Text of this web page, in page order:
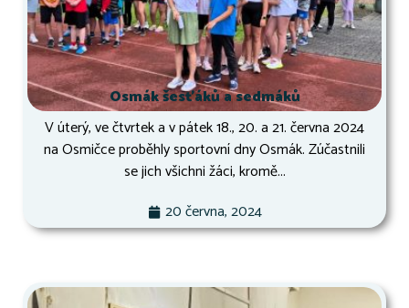
Osmák šesťáků a sedmáků
V úterý, ve čtvrtek a v pátek 18., 20. a 21. června 2024
na Osmičce proběhly sportovní dny Osmák. Zúčastnili
se jich všichni žáci, kromě...
20 června, 2024